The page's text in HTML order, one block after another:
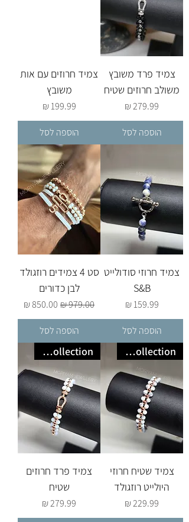
צמיד פרד משובץ
משולב חרוזים שטיח
מחיר
הוספה לסל
צמיד חרוזים עם אות
משובץ
מחיר
הוספה לסל
צמיד חרוזי סודולייט
S&B
מחיר
הוספה לסל
סט 4 צמידים רוזגולד
לבן כדורים
מחיר רגיל מחיר מבצע
הוספה לסל
New collection
צמיד שטיח חרוזי
היולייט רוזגולד
מחיר
New collection
צמיד פרד חרוזים
שטיח
מחיר